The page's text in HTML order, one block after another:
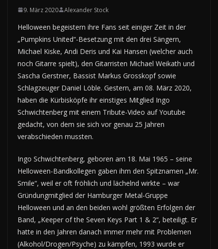
9. März 2020 Alexander Stock
Helloween begeistern ihre Fans seit einiger Zeit in der
„Pumpkins United“-Besetzung mit den drei Sängern,
Michael Kiske, Andi Deris und Kai Hansen (welcher auch
noch Gitarre spielt), den Gitarristen Michael Weikath und
Sascha Gerstner, Bassist Markus Grosskopf sowie
Schlagzeuger Daniel Löble. Gestern, am 08. März 2020,
haben die Kürbisköpfe ihr einstiges Mitglied Ingo
Schwichtenberg mit einem Tribute-Video auf Youtube
gedacht, von dem sie sich vor genau 25 Jahren
verabschieden mussten.
Ingo Schwichtenberg, geboren am 18. Mai 1965 – seine
Helloween-Bandkollegen gaben ihm den Spitznamen „Mr.
Smile“, weil er oft fröhlich und lächelnd wirkte – war
Gründungmitglied der Hamburger Metal-Gruppe
Helloween und an den beiden wohl größten Erfolgen der
Band, „Keeper of the Seven Keys Part 1 & 2“, beteiligt. Er
hatte in den Jahren danach immer mehr mit Problemen
(Alkohol/Drogen/Psyche) zu kämpfen, 1993 wurde er